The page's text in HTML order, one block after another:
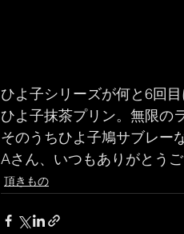
ひよ子シリーズが何と6回目
ひよ子抹茶プリン。無限の
そのうちひよ子鳩サブレー
Aさん、いつもありがとう
頂きもの